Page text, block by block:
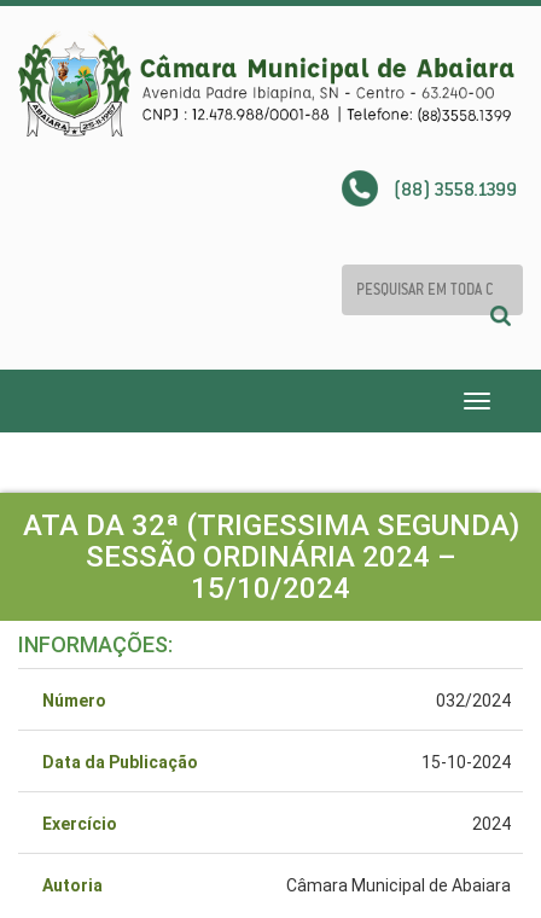
(88) 3558.1399
Toggle
ATA DA 32ª (TRIGESSIMA SEGUNDA)
SESSÃO ORDINÁRIA 2024 –
15/10/2024
INFORMAÇÕES:
Número 032/2024
Data da Publicação 15-10-2024
Exercício 2024
Autoria Câmara Municipal de Abaiara